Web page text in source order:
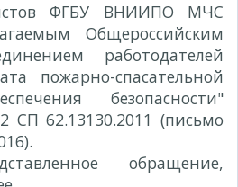
ФГБУ ВНИИПО МЧС
Общероссийским
работодателей
пожарно-спасательной
безопасности"
СП 62.13130.2011 (письмо
обращение,